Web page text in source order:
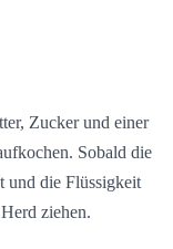
Zucker und einer
Sobald die
und die Flüssigkeit
ziehen.